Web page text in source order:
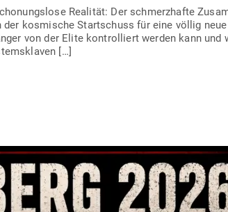
Rea­lität: Der schmerz­hafte
kos­mische Start­schuss für eine völlig
von der Elite kon­trol­liert werden kann und
[…]